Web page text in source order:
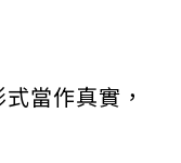
當作真實，